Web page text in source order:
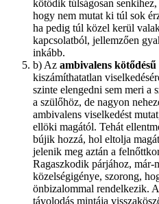
kötődik túlságosan
hogy nem mutat ki túl sok
ha pedig túl közel kerül
kapcsolatból, jellemzően
inkább.
b) Az ambivalens kötődésű
kiszámíthatatlan
szinte elengedni sem meri a
a szülőhöz, de nagyon
ambivalens viselkedést
ellöki magától. Tehát
bújik hozzá, hol eltolja
jelenik meg aztán a
Ragaszkodik párjához, már-
közelségigénye, szorong,
önbizalommal rendelkezik.
távolodás mintája